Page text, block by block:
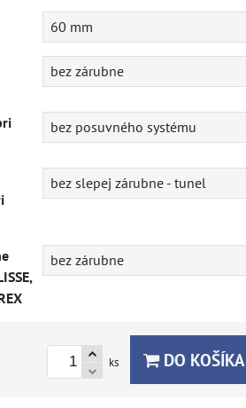
60 mm
bez zárubne
bez posuvného systému
bez slepej zárubne - tunel
bez zárubne
ks DO KOŠÍKA